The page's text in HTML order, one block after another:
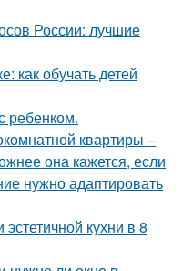
России: лучшие
как обучать детей
ребенком.
квартиры –
она кажется, если
нужно адаптировать
кухни в 8